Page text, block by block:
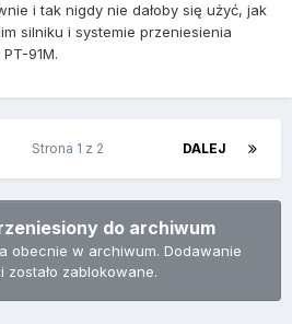
i tak nigdy nie dałoby się użyć, jak
silniku i systemie przeniesienia
91M.
DALEJ
Strona 1 z 2
do archiwum
obecnie w archiwum. Dodawanie
zablokowane.